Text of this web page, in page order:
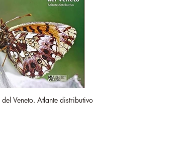
del Veneto. Atlante distributivo